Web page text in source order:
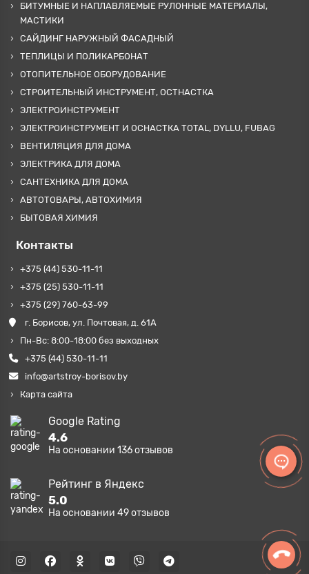
БИТУМНЫЕ И НАПЛАВЛЯЕМЫЕ РУЛОННЫЕ МАТЕРИАЛЫ,
МАСТИКИ
САЙДИНГ НАРУЖНЫЙ ФАСАДНЫЙ
ТЕПЛИЦЫ И ПОЛИКАРБОНАТ
ОТОПИТЕЛЬНОЕ ОБОРУДОВАНИЕ
СТРОИТЕЛЬНЫЙ ИНСТРУМЕНТ, ОСТНАСТКА
ЭЛЕКТРОИНСТРУМЕНТ
ЭЛЕКТРОИНСТРУМЕНТ И ОСНАСТКА TOTAL, DYLLU, FUBAG
ВЕНТИЛЯЦИЯ ДЛЯ ДОМА
ЭЛЕКТРИКА ДЛЯ ДОМА
САНТЕХНИКА ДЛЯ ДОМА
АВТОТОВАРЫ, АВТОХИМИЯ
БЫТОВАЯ ХИМИЯ
Контакты
+375 (44) 530-11-11
+375 (25) 530-11-11
+375 (29) 760-63-99
г. Борисов, ул. Почтовая, д. 61А
Пн-Вс: 8:00-18:00 без выходных
+375 (44) 530-11-11
info@artstroy-borisov.by
Карта сайта
Google Rating
4.6
На основании 136отзывов
Рейтинг в Яндекс
5.0
На основании 49отзывов